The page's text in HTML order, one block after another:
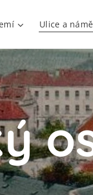
Ulice a